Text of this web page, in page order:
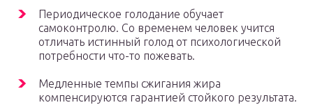
Периодическое голодание обучает
самоконтролю. Со временем человек учится
отличать истинный голод от психологической
потребности что-то пожевать.
Медленные темпы сжигания жира
компенсируются гарантией стойкого результата.